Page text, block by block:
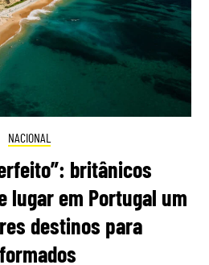
NACIONAL
britânicos
lugar em Portugal um
destinos para